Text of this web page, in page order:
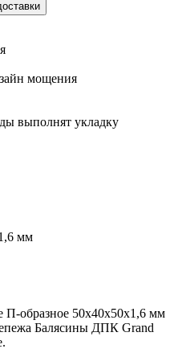
мощения
выполнят укладку
мм
П-образное 50х40х50х1,6 мм
Балясины ДПК Grand